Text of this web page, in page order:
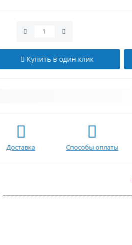
Купить в один клик
Доставка Способы оплаты